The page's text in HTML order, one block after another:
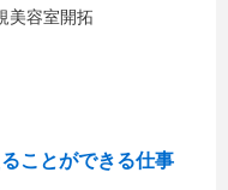
美容室開拓
ことができる仕事